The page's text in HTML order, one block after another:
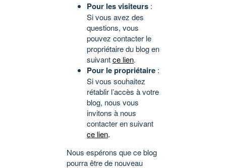
Pour les visiteurs :
Si vous avez des
questions, vous
pouvez contacter le
propriétaire du blog en
suivantce lien.
Pour le propriétaire :
Si vous souhaitez
rétablir l’accès à votre
blog, nous vous
invitons à nous
contacter en suivant
ce lien.
Nous espérons que ce blog
pourra être de nouveau